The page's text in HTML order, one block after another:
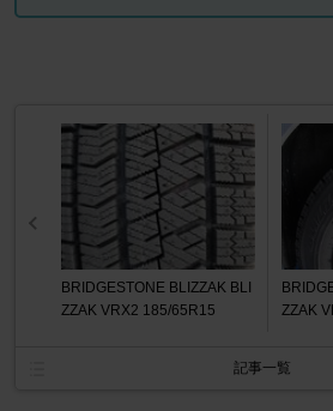
BRIDGESTONE BLIZZAK BLI
ZZAK VRX2 185/65R15
ZZAK
記事一覧